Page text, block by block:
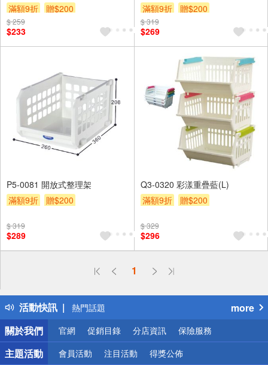
滿額9折
贈$200
$ 259
$233
滿額9折
贈$200
$ 319
$269
P5-0081 開放式整理架
滿額9折
贈$200
$ 319
$289
Q3-0320 彩漾重疊藍(L)
滿額9折
贈$200
$ 329
$296
1
活動快訊
偏遠地區配送
得獎公告
熱門話題
銀行優惠
偏遠地區配送
詐騙網頁！請小心！
more
關於我們
官網 促銷目錄 分店資訊 保險服務
主題活動 會員活動 注目活動 得獎公佈